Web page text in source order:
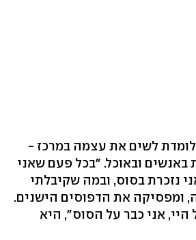
לשים את עצמה במרכז -
ובאוכל. "בכל פעם שאני
נזכרת בסוס, ובמה שקיבלתי
ומפסיקה את הדפוסים הישנים.
היי, אני כבר על הסוס", היא